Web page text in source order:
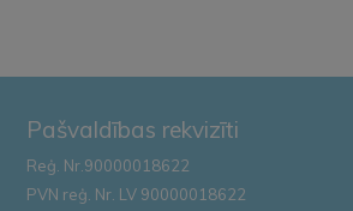
Pašvaldības rekvizīti
Reģ. Nr.90000018622
PVN reģ. Nr. LV 90000018622